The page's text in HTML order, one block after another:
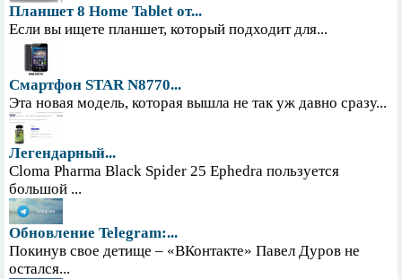
Планшет 8 Home Tablet от...
Если вы ищете планшет, который подходит для...
Смартфон STAR N8770...
Эта новая модель, которая вышла не так уж давно сразу...
Легендарный...
Cloma Pharma Black Spider 25 Ephedra пользуется
большой ...
Обновление Telegram:...
Покинув свое детище – «ВКонтакте» Павел Дуров не
остался...